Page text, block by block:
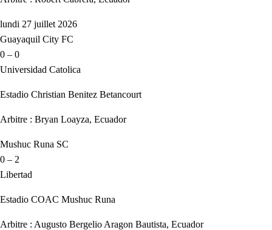
lundi 27 juillet 2026
Guayaquil City FC
0 – 0
Universidad Catolica
Estadio Christian Benitez Betancourt
Arbitre : Bryan Loayza, Ecuador
Mushuc Runa SC
0 – 2
Libertad
Estadio COAC Mushuc Runa
Arbitre : Augusto Bergelio Aragon Bautista, Ecuador